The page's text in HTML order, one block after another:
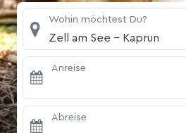
Wohin möchtest Du?
Zell am See - Kaprun
Anreise
Abreise